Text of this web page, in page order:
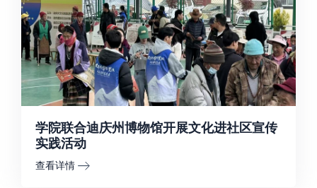
学院联合迪庆州博物馆开展文化进社区宣传
实践活动
查看详情